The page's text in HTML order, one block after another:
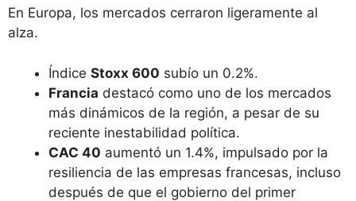
En Europa, los mercados cerraron ligeramente al
alza.
Índice Stoxx 600 subío un 0.2%.
Francia destacó como uno de los mercados
más dinámicos de la región, a pesar de su
reciente inestabilidad política.
CAC 40 aumentó un 1.4%, impulsado por la
resiliencia de las empresas francesas, incluso
después de que el gobierno del primer